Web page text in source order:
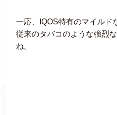
一応、IQOS特有のマイルド
従来のタバコのような強烈
ね。